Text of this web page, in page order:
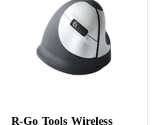
R-Go Tools Wireless